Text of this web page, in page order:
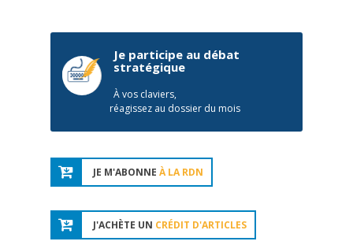
Je participe au débat
stratégique
À vos claviers,
réagissez au dossier du mois
JE M'ABONNE À LA RDN
J'ACHÈTE UN CRÉDIT D'ARTICLES